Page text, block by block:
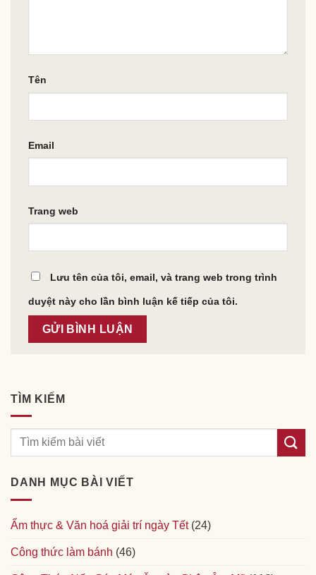
TÌM KIẾM
DANH MỤC BÀI VIẾT
Ẩm thực & Văn hoá giải trí ngày Tết(24)
Công thức làm bánh (46)
Tên
Email
Trang web
Lưu tên của tôi, email, và trang web trong trình
duyệt này cho lần bình luận kế tiếp của tôi.